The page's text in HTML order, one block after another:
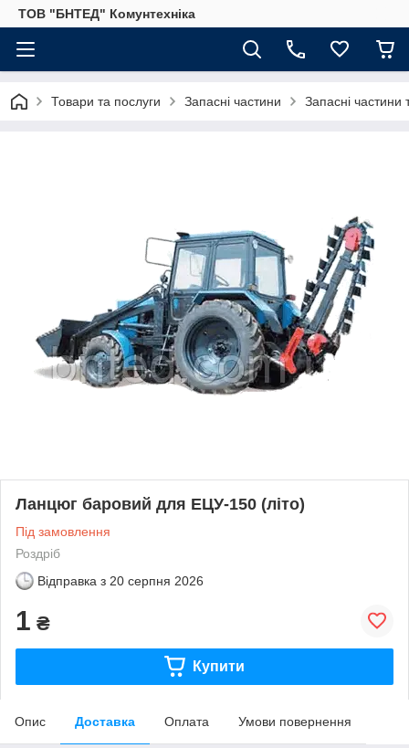
ТОВ "БНТЕД" Комунтехніка
Товари та послуги Запасні частини Запасні частини
Ланцюг баровий для ЕЦУ-150 (літо)
Під замовлення
Роздріб
Відправка з 20 серпня 2026
1 ₴
Купити
Опис Доставка Оплата Умови повернення